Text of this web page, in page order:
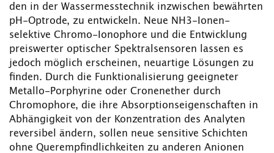
den in der Wassermesstechnik inzwischen bewährten
pH-Optrode, zu entwickeln. Neue NH3-Ionen-
selektive Chromo-Ionophore und die Entwicklung
preiswerter optischer Spektralsensoren lassen es
jedoch möglich erscheinen, neuartige Lösungen zu
finden. Durch die Funktionalisierung geeigneter
Metallo-Porphyrine oder Cronenether durch
Chromophore, die ihre Absorptionseigenschaften in
Abhängigkeit von der Konzentration des Analyten
reversibel ändern, sollen neue sensitive Schichten
ohne Querempfindlichkeiten zu anderen Anionen